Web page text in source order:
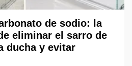
de sodio: la
eliminar el sarro de
ducha y evitar